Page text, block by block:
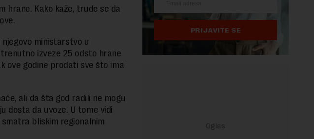
hrane. Kako kaže, trude se da
njegovo ministarstvo u
izveze 25 odsto hrane
ove godine prodati sve što ima
ali da šta god radili ne mogu
dosta da uvoze. U tome vidi
bliskim regionalnim
PRIJAVITE SE